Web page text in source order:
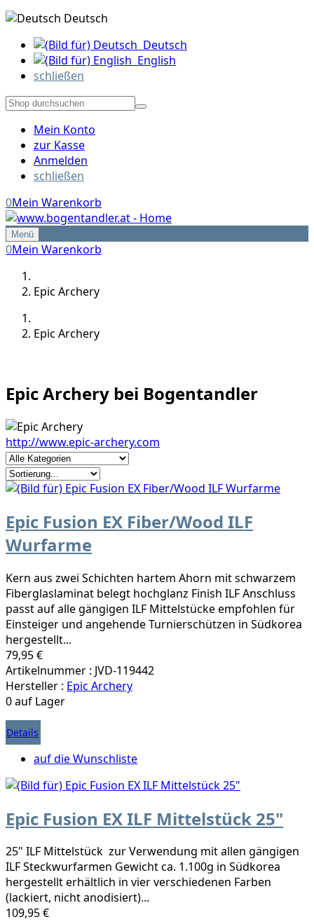
Deutsch
Deutsch
English
schließen
Mein Konto
zur Kasse
Anmelden
schließen
0Mein Warenkorb
Menü
0Mein Warenkorb
Epic Archery
Epic Archery
Epic Archery bei Bogentandler
http://www.epic-archery.com
Epic Fusion EX Fiber/Wood ILF
Wurfarme
Kern aus zwei Schichten hartem Ahorn mit schwarzem
Fiberglaslaminat belegt hochglanz Finish ILF Anschluss
passt auf alle gängigen ILF Mittelstücke empfohlen für
Einsteiger und angehende Turnierschützen in Südkorea
hergestellt...
79,95 €
Artikelnummer : JVD-119442
Hersteller : Epic Archery
0 auf Lager
Details
auf die Wunschliste
Epic Fusion EX ILF Mittelstück 25"
25" ILF Mittelstück zur Verwendung mit allen gängigen
ILF Steckwurfarmen Gewicht ca. 1.100g in Südkorea
hergestellt erhältlich in vier verschiedenen Farben
(lackiert, nicht anodisiert)...
109,95 €